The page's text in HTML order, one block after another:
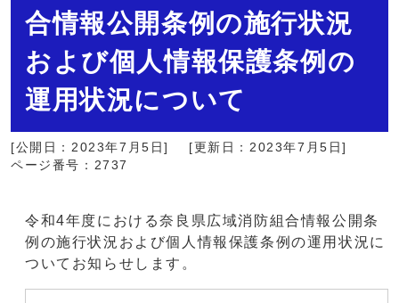
合情報公開条例の施行状況
および個人情報保護条例の
運用状況について
[公開日：2023年7月5日]
[更新日：2023年7月5日]
ページ番号：2737
令和4年度における奈良県広域消防組合情報公開条
例の施行状況および個人情報保護条例の運用状況に
ついてお知らせします。